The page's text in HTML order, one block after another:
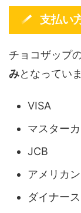
支払い
チョコザップ
みとなっていま
VISA
マスター
JCB
アメリカ
ダイナー